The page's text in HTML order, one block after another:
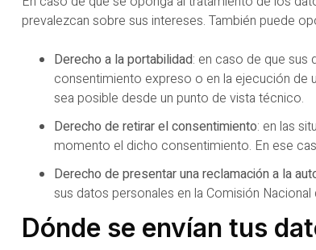
prevalezcan sobre sus intereses. También puede
Derecho a la portabilidad: en caso de que sus
consentimiento expreso o en la ejecución de
sea posible desde un punto de vista técnico.
Derecho de retirar el consentimiento: en las
momento el dicho consentimiento. En ese
Derecho de presentar una reclamación a la
sus datos personales en la Comisión
Dónde se envían tus